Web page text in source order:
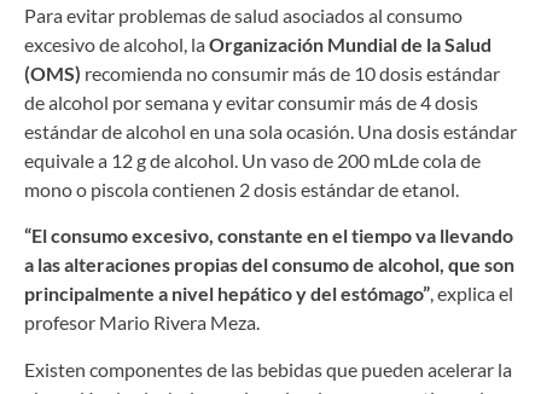
Para evitar problemas de salud asociados al consumo
excesivo de alcohol, laOrganización Mundial de la Salud
(OMS) recomienda no consumir más de 10 dosis estándar
de alcohol por semana y evitar consumir más de 4 dosis
estándar de alcohol en una sola ocasión. Una dosis estándar
equivale a 12 g de alcohol. Un vaso de 200 mLde cola de
mono o piscola contienen 2 dosis estándar de etanol.
“El consumo excesivo, constante en el tiempo va llevando
a las alteraciones propias del consumo de alcohol, que son
principalmente a nivel hepático y del estómago”, explica el
profesor Mario Rivera Meza.
Existen componentes de las bebidas que pueden acelerar la